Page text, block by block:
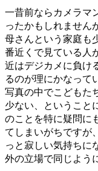
一昔前ならカメラマ
ったかもしれません
母さんという家庭も
番近くで見ている人
近はデジカメに負け
るのが理にかなって
写真の中でこどもた
少ない、ということ
のことを特に疑問に
てしまいがちですが
っと寂しい気持ちに
外の立場で同じよう